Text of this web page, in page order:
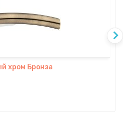
хром Бронза